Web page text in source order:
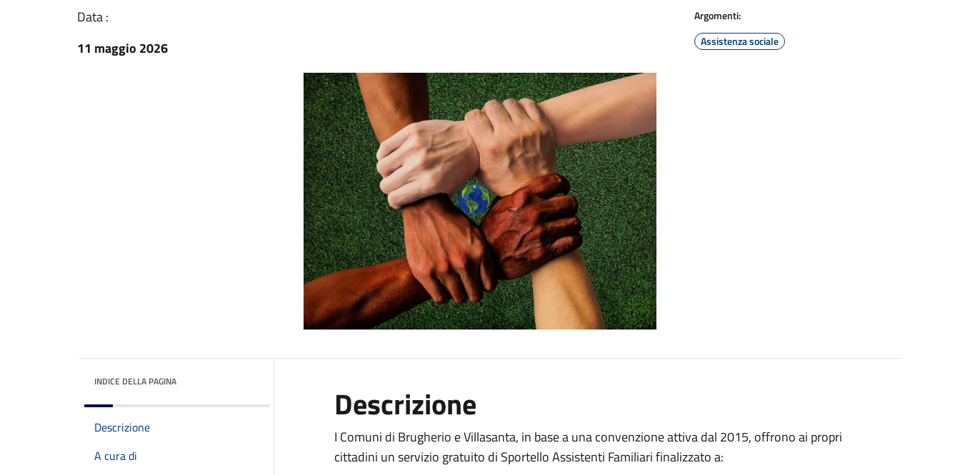
Data :
11 maggio 2026
Argomenti:
Assistenza sociale
INDICE DELLA PAGINA
Descrizione
A cura di
Descrizione
I Comuni di Brugherio e Villasanta, in base a una convenzione attiva dal 2015, offrono ai propri
cittadini un servizio gratuito di Sportello Assistenti Familiari finalizzato a: